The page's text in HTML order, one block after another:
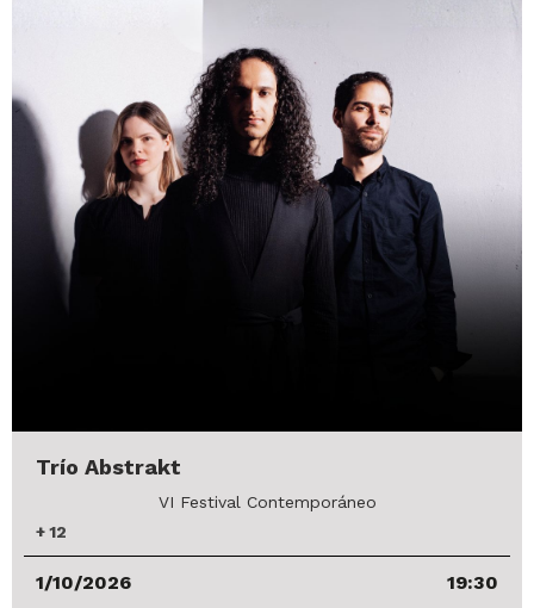
Trío Abstrakt
VI Festival Contemporáneo
+12
1/10/2026 19:30